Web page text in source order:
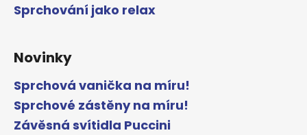
Sprchování jako relax
Novinky
Sprchová vanička na míru!
Sprchové zástěny na míru!
Závěsná svítidla Puccini